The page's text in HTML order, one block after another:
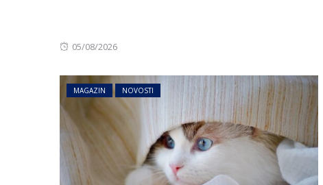
Posted
05/08/2026
MAGAZIN NOVOSTI